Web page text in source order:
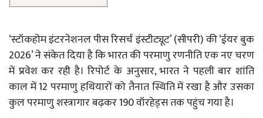
‘स्टॉकहोम इंटरनेशनल पीस रिसर्च इंस्टीट्यूट’ (सीपरी) की ‘ईयर बुक
2026’ ने संकेत दिया है कि भारत की परमाणु रणनीति एक नए चरण
में प्रवेश कर रही है। रिपोर्ट के अनुसार, भारत ने पहली बार शांति
काल में 12 परमाणु हथियारों को तैनात स्थिति में रखा है और उसका
कुल परमाणु शस्त्रागार बढ़कर 190 वॉरहेड्स तक पहुंच गया है।